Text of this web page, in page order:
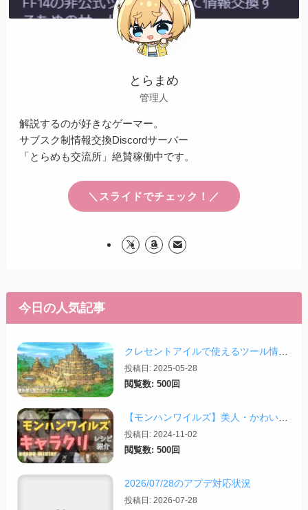
とらまめ
管理人
解説するのが好きなゲーマー。
サブスク制情報交換Discordサーバー
「とらめも交流所」絶賛稼働中です。
＼スライドでチェック！／
今日の人気記事
投稿日: 2025-05-28
閲覧数: 500回
【モンハンワイルズ】美人・かわいいキャラクリレシピまとめ＋その他オススメの設定など
投稿日: 2024-11-02
閲覧数: 500回
2026/07/28のアプデ対応状況
投稿日: 2026-07-28